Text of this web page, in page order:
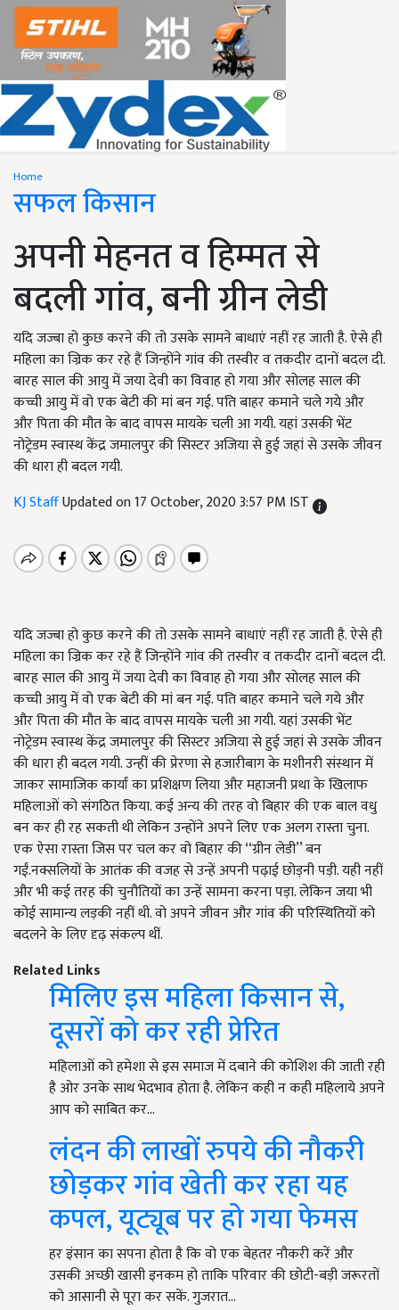
Home
सफल किसान
अपनी मेहनत व हिम्मत से
बदली गांव, बनी ग्रीन लेडी
यदि जज्बा हो कुछ करने की तो उसके सामने बाधाएं नहीं रह जाती है. ऐसे ही
महिला का ज्रिक कर रहे हैं जिन्होंने गांव की तस्वीर व तकदीर दानों बदल दी.
बारह साल की आयु में जया देवी का विवाह हो गया और सोलह साल की
कच्ची आयु में वो एक बेटी की मां बन गई. पति बाहर कमाने चले गये और
और पिता की मौत के बाद वापस मायके चली आ गयी. यहां उसकी भेंट
नोट्रेडम स्वास्थ केंद्र जमालपुर की सिस्टर अजिया से हुई जहां से उसके जीवन
की धारा ही बदल गयी.
KJ StaffUpdated on 17 October, 2020 3:57 PM IST
यदि जज्बा हो कुछ करने की तो उसके सामने बाधाएं नहीं रह जाती है. ऐसे ही
महिला का ज्रिक कर रहे हैं जिन्होंने गांव की तस्वीर व तकदीर दानों बदल दी.
बारह साल की आयु में जया देवी का विवाह हो गया और सोलह साल की
कच्ची आयु में वो एक बेटी की मां बन गई. पति बाहर कमाने चले गये और
और पिता की मौत के बाद वापस मायके चली आ गयी. यहां उसकी भेंट
नोट्रेडम स्वास्थ केंद्र जमालपुर की सिस्टर अजिया से हुई जहां से उसके जीवन
की धारा ही बदल गयी. उन्हीं की प्रेरणा से हजारीबाग के मशीनरी संस्थान में
जाकर सामाजिक कार्यां का प्रशिक्षण लिया और महाजनी प्रथा के खिलाफ
महिलाओं को संगठित किया. कई अन्य की तरह वो बिहार की एक बाल वधु
बन कर ही रह सकती थी लेकिन उन्होंने अपने लिए एक अलग रास्ता चुना.
एक ऐसा रास्ता जिस पर चल कर वो बिहार की ‘‘ग्रीन लेडी’’ बन
गईं.नक्सलियों के आतंक की वजह से उन्हें अपनी पढ़ाई छोड़नी पड़ी. यही नहीं
और भी कई तरह की चुनौतियों का उन्हें सामना करना पड़ा. लेकिन जया भी
कोई सामान्य लड़की नहीं थी. वो अपने जीवन और गांव की परिस्थितियों को
बदलने के लिए दृढ़ संकल्प थीं.
Related Links
मिलिए इस महिला किसान से,
दूसरों को कर रही प्रेरित
महिलाओं को हमेशा से इस समाज में दबाने की कोशिश की जाती रही
है ओर उनके साथ भेदभाव होता है. लेकिन कही न कही महिलाये अपने
आप को साबित कर…
लंदन की लाखों रुपये की नौकरी
छोड़कर गांव खेती कर रहा यह
कपल, यूट्यूब पर हो गया फेमस
हर इंसान का सपना होता है कि वो एक बेहतर नौकरी करें और
उसकी अच्छी खासी इनकम हो ताकि परिवार की छोटी-बड़ी जरूरतों
को आसानी से पूरा कर सकें. गुजरात…